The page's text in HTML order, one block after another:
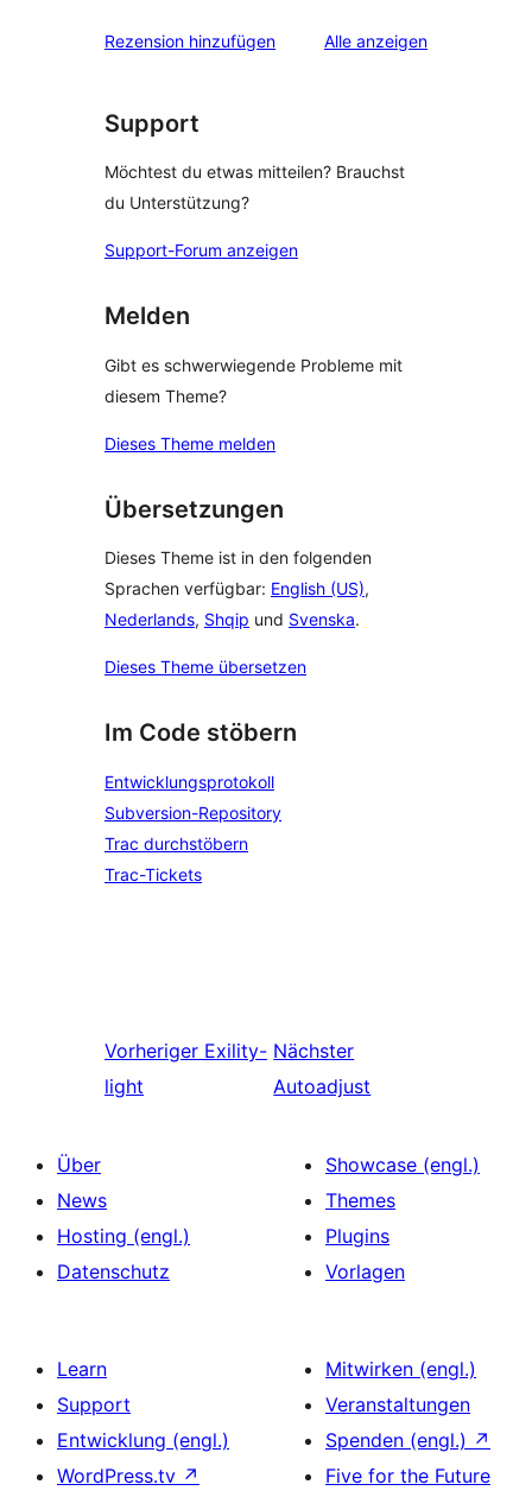
Rezensionen
Rezension hinzufügen Alle Rezensionen
anzeigen
Support
Möchtest du etwas mitteilen? Brauchst
du Unterstützung?
Support-Forum anzeigen
Melden
Gibt es schwerwiegende Probleme mit
diesem Theme?
Dieses Theme melden
Übersetzungen
Dieses Theme ist in den folgenden
Sprachen verfügbar: English (US),
Nederlands, Shqip und Svenska.
Dieses Theme übersetzen
Im Code stöbern
Entwicklungsprotokoll
Subversion-Repository
Trac durchstöbern
Trac-Tickets
Vorheriger Exility-
light
Nächster
Autoadjust
Über
News
Hosting (engl.)
Datenschutz
Showcase (engl.)
Themes
Plugins
Vorlagen
Learn
Support
Entwicklung (engl.)
WordPress.tv ↗
Mitwirken (engl.)
Veranstaltungen
Spenden (engl.) ↗
Five for the Future